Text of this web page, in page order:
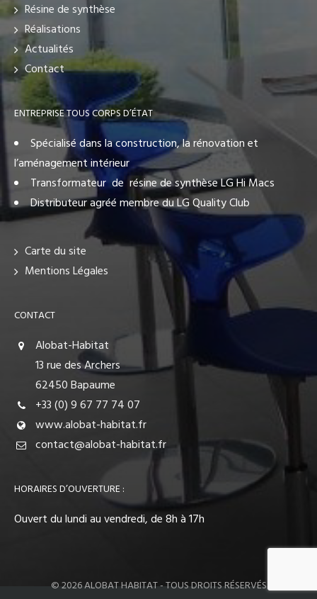
Résine de synthèse
Réalisations
Actualités
Contact
ENTREPRISE TOUS CORPS D’ÉTAT
Spécialisé dans la construction, la rénovation et
l’aménagement intérieur
Transformateur de résine de synthèse LG Hi Macs
Distributeur agréé membre du LG Quality Club
Carte du site
Mentions Légales
CONTACT
Alobat-Habitat
13 rue des Archers
62450 Bapaume
+33 (0) 9 67 77 74 07
www.alobat-habitat.fr
contact@alobat-habitat.fr
HORAIRES D’OUVERTURE :
Ouvert du lundi au vendredi, de 8h à 17h